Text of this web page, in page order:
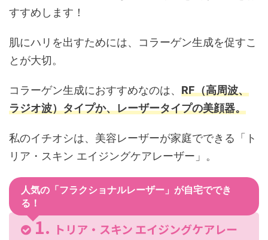
すすめします！
肌にハリを出すためには、コラーゲン生成を促すこ
とが大切。
コラーゲン生成におすすめなのは、 RF（高周波、
ラジオ波）タイプか、レーザータイプの美顔器。
私のイチオシは、美容レーザーが家庭でできる「ト
リア・スキン エイジングケアレーザー」。
人気の「フラクショナルレーザー」が自宅ででき
る！
トリア・スキン エイジングケアレー